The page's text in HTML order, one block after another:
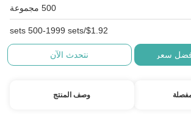
500 مجموعة
$1.92/sets 500-1999 sets
سعر نتحدث الآن
وصف المنتج